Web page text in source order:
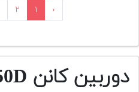
‹ ۱ ۲
دوربین کانن 750D دست دوم